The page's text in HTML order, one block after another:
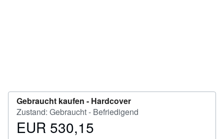
Gebraucht kaufen - Hardcover
Zustand: Gebraucht - Befriedigend
Preis
EUR 530,15